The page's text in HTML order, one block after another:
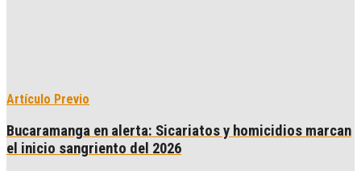
Artículo Previo
Bucaramanga en alerta: Sicariatos y homicidios marcan
el inicio sangriento del 2026